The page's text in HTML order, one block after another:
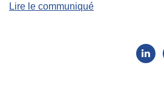
Lire le communiqué